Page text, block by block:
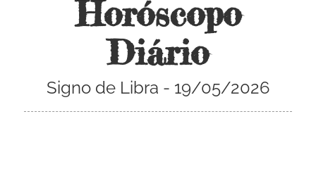
Horóscopo
Diário
Signo de Libra - 19/05/2026